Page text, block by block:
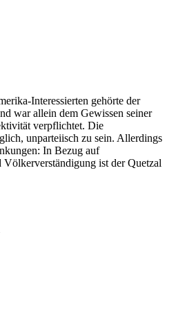
Interessierten gehörte der
war allein dem Gewissen seiner
verpflichtet. Die
unparteiisch zu sein. Allerdings
In Bezug auf
Völkerverständigung ist der Quetzal